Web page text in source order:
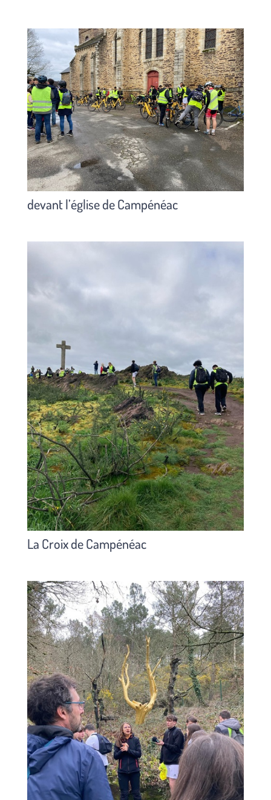
devant l’église de Campénéac
La Croix de Campénéac